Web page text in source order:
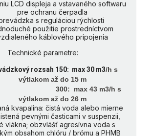
LCD displeja a vstavaného softwaru
pre ochranu čerpadla
s reguláciou rýchlosti
použitie prostredníctvom
káblového pripojenia
Technické parametre:
rozsah 150: max 30 m3/h s
výtlakom až do 15 m
: max 43 m3/h s
výtlakom až do 26 m
kvapalina: čistá voda alebo mierne
pevnými časticami v suspenzii,
vlákna; obzvlášť agresívna voda s
obsahom chlóru / brómu a PHMB